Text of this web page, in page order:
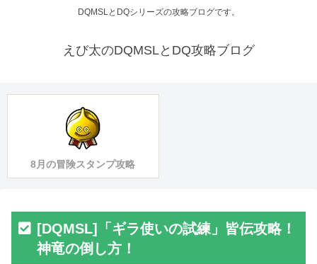
DQMSLとDQシリーズの攻略ブログです。
えび太のDQMSLとDQ攻略ブログ
8月の冒険スタンプ攻略
[DQMSL]「ギラ使いの試練」皆伝攻略！
神竜の倒し方！